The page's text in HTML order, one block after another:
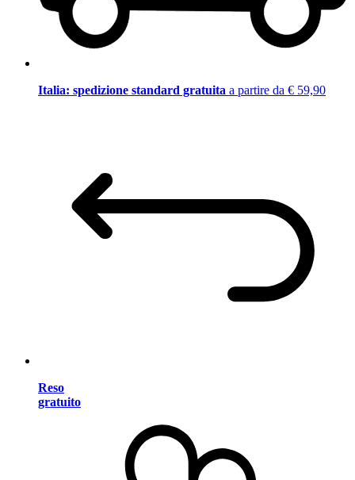
Italia: spedizione standard gratuita a partire da € 59,90
Reso
gratuito